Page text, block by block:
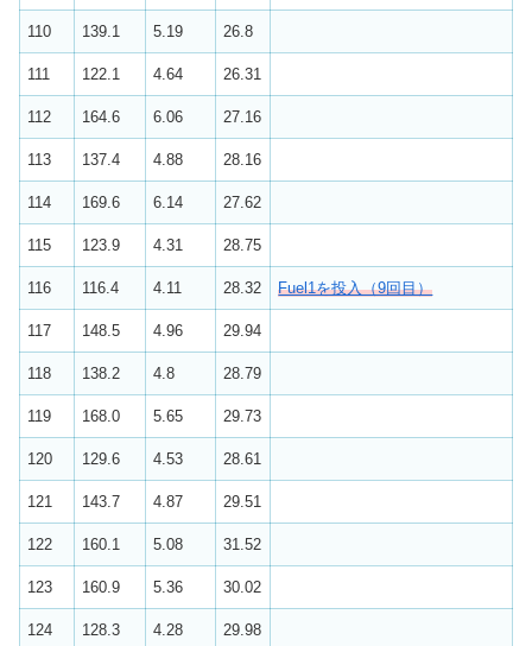
110 139.1 5.19 26.8
111 122.1 4.64 26.31
112 164.6 6.06 27.16
113 137.4 4.88 28.16
114 169.6 6.14 27.62
115 123.9 4.31 28.75
116 116.4 4.11 28.32 Fuel1を投入（9回目）
117 148.5 4.96 29.94
118 138.2 4.8 28.79
119 168.0 5.65 29.73
120 129.6 4.53 28.61
121 143.7 4.87 29.51
122 160.1 5.08 31.52
123 160.9 5.36 30.02
124 128.3 4.28 29.98